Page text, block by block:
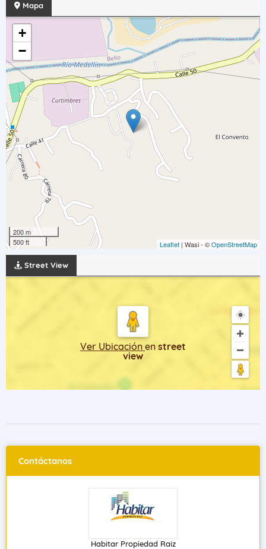
Mapa
+
−
200 m
500 ft
Leaflet | Wasi - ©OpenStreetMap
Street View
Ver Ubicación en street
view
Contáctanos
Habitar Propiedad Raiz